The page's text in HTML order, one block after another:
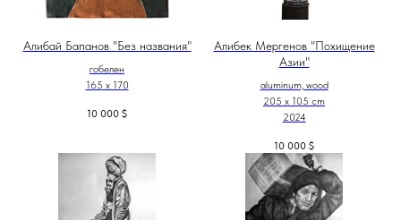
Алибай Бапанов "Без названия"
гобелен
165 x 170
10 000 $
Алибек Мергенов "Похищение
Азии"
aluminum, wood
205 х 105 cm
2024
10 000 $